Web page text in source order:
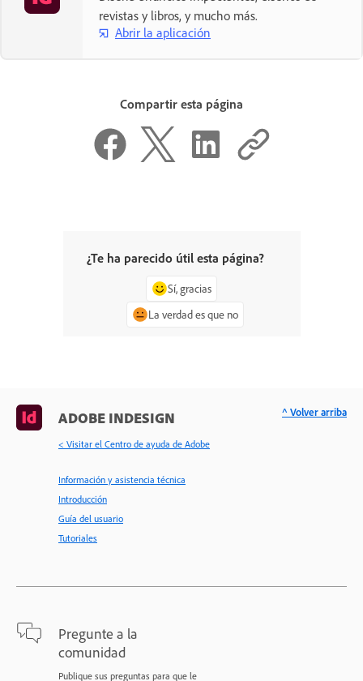
revistas y libros, y mucho más.
Abrir la aplicación
Compartir esta página
¿Te ha parecido útil esta página?
Sí, gracias
La verdad es que no
ADOBE INDESIGN
< Visitar el Centro de ayuda de Adobe
Información y asistencia técnica
Introducción
Guía del usuario
Tutoriales
Pregunte a la
comunidad
Publique sus preguntas para que le
^ Volver arriba